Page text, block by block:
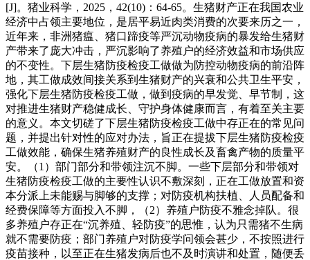
[J]。猪业科学，2025，42(10)：64-65。生猪财产正在我国农业
经济中占领主要地位，是居平易近肉类消费的次要来历之一，
近年来，非洲猪瘟、猪口蹄疫等严沉动物疫病的暴发给生猪财
产带来了庞大冲击，严沉影响了养殖户的经济效益和市场供应
的不变性。下层生猪防疫检疫工做做为防控动物疫病的前沿阵
地，其工做成效间接关系到生猪财产的兴衰和公共卫生平安，
强化下层生猪防疫检疫工做，做到疫病的早发觉、早节制，这
对推进生猪财产稳健成长、守护身体健康而言，有着至关主要
的意义。本文切磋了下层生猪防疫检疫工做中存正在的常见问
题，并提出针对性的应对办法，旨正在提拔下层生猪防疫检疫
工做效能，确保生猪养殖财产的良性成长及畜禽产物的质量平
安。（1）部门部分和带领注沉不脚。一些下层部分和带领对
生猪防疫检疫工做的主要性认识不敷深刻，正在工做放置和资
本分派上未能赐与脚够的支撑；对防疫机构扶植、人员配备和
经费保障等方面投入不脚，（2）养殖户防疫不雅念掉队。很
多养殖户存正在“沉养殖、轻防疫”的思惟，认为只需猪不生病
就不需要防疫；部门养殖户对防疫学问领会甚少，不按照进行
疫苗接种，以至正在生猪发病后也不及时演讲和处置，随便丢